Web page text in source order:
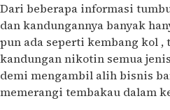
Dari beberapa informasi
dan kandungannya banyak
pun ada seperti kembang kol
kandungan nikotin semua
demi mengambil alih bisnis
memerangi tembakau dalam